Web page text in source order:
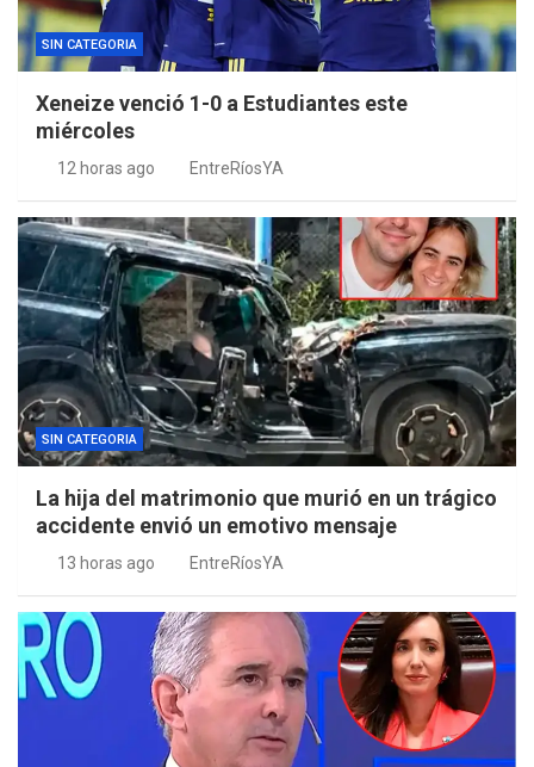
SIN CATEGORIA
Xeneize venció 1-0 a Estudiantes este
miércoles
12 horas ago EntreRíosYA
SIN CATEGORIA
La hija del matrimonio que murió en un trágico
accidente envió un emotivo mensaje
13 horas ago EntreRíosYA